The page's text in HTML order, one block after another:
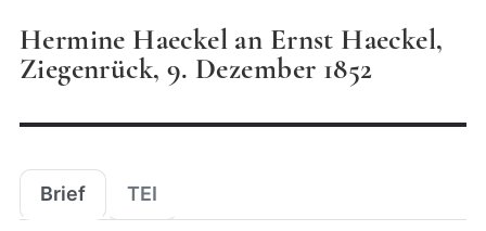
Hermine Haeckel an Ernst Haeckel,
Ziegenrück, 9. Dezember 1852
Brief TEI